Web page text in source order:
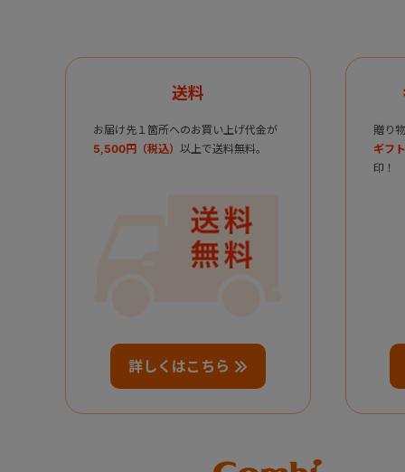
送料
お届け先１箇所へのお買い上げ代金が
5,500円（税込） 以上で送料無料。
詳しくはこちら
贈り
ギフ
印！
Combi